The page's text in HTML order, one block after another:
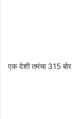
एक देशी तमंचा 315 बोर